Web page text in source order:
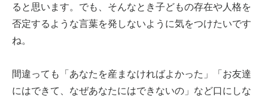
ると思います。でも、そんなとき子どもの存在や人格を
否定するような言葉を発しないように気をつけたいです
ね。
間違っても「あなたを産まなければよかった」「お友達
にはできて、なぜあなたにはできないの」など口にしな